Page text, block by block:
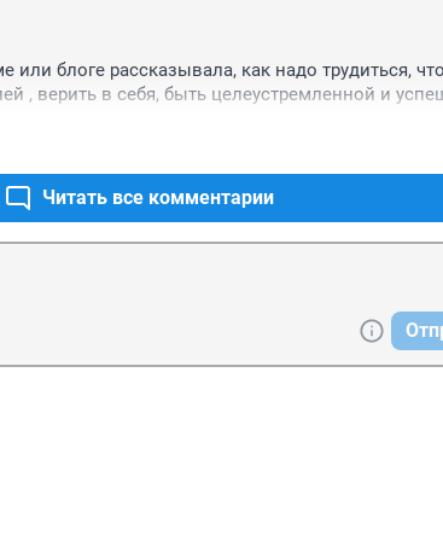
или блоге рассказывала, как надо трудиться,
, верить в себя, быть целеустремленной и
Читать все комментарии